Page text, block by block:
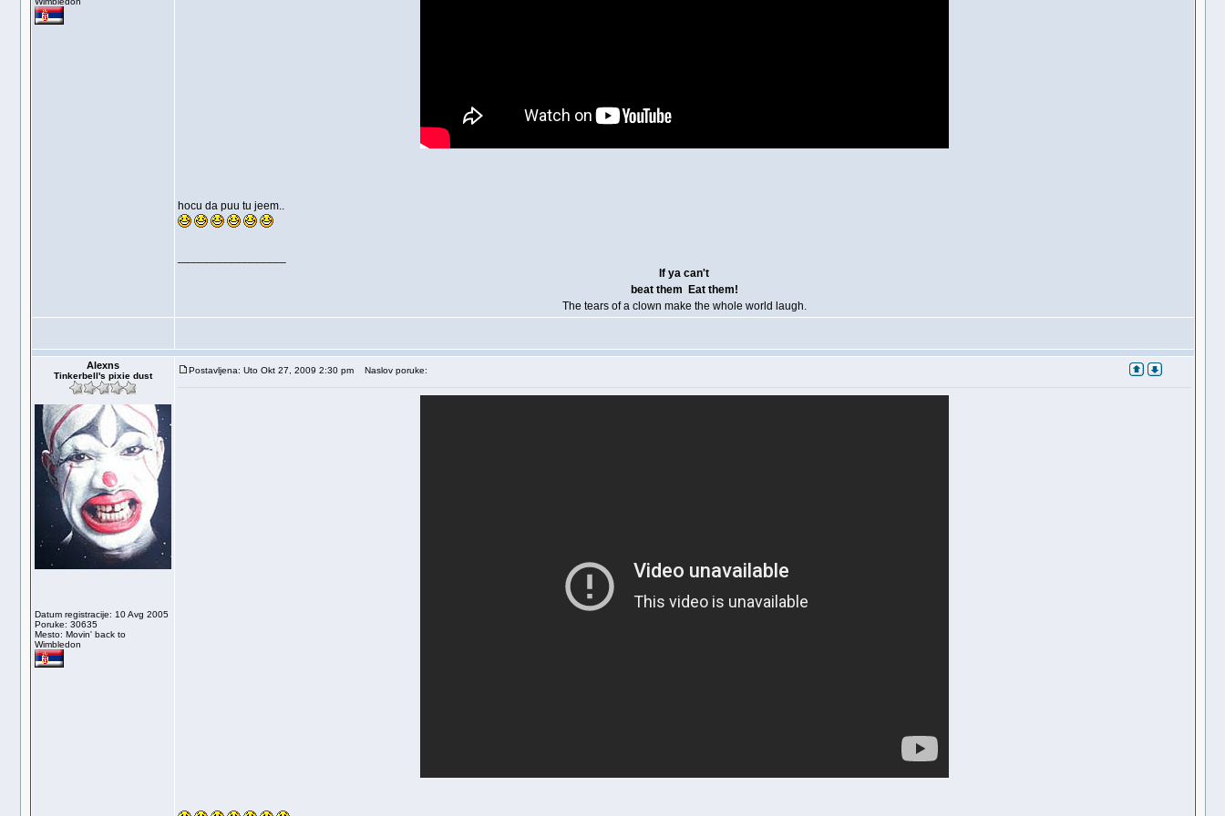
hocu da puu tu jeem..
If ya can't
beat them
Eat them!
The tears of a clown make the whole world laugh.
Alexns
Tinkerbell's pixie dust
Datum registracije: 10 Avg 2005
Poruke: 30635
Mesto: Movin' back to
Wimbledon
Postavljena: Uto Okt 27, 2009 2:30 pm Naslov poruke: